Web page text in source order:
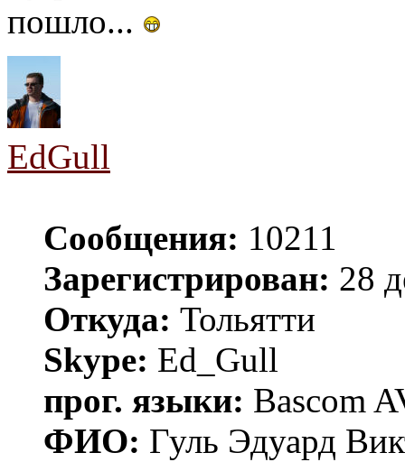
пошло...
EdGull
Сообщения: 10211
Зарегистрирован: 28
Откуда: Тольятти
Skype: Ed_Gull
прог. языки: Bascom
ФИО: Гуль Эдуард